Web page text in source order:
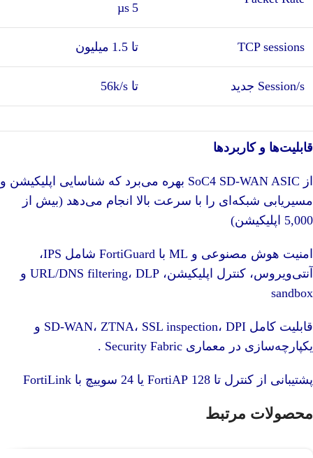
5 µs
TCP sessions تا 1.5 میلیون
Session/s جدید تا 56k/s
قابلیت‌ها و کاربردها
از SoC4 SD‑WAN ASIC بهره می‌برد که شناسایی اپلیکیشن و
مسیریابی شبکه‌ای را با سرعت بالا انجام می‌دهد (بیش از
5,000 اپلیکیشن)
امنیت هوش مصنوعی و ML با FortiGuard شامل IPS،
آنتی‌ویروس، کنترل اپلیکیشن، URL/DNS filtering، DLP و
sandbox
قابلیت کامل SD‑WAN، ZTNA، SSL inspection، DPI و
یکپارچه‌سازی در معماری Security Fabric
.
پشتیبانی از کنترل تا 128 FortiAP یا 24 سوییچ با FortiLink
محصولات مرتبط